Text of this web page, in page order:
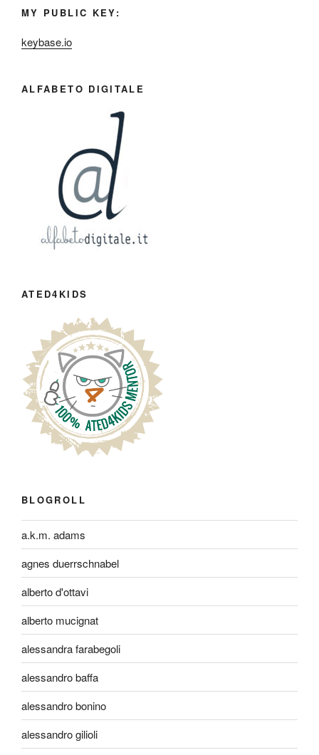
MY PUBLIC KEY:
keybase.io
ALFABETO DIGITALE
ATED4KIDS
BLOGROLL
a.k.m. adams
agnes duerrschnabel
alberto d'ottavi
alberto mucignat
alessandra farabegoli
alessandro baffa
alessandro bonino
alessandro gilioli